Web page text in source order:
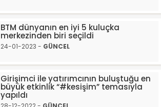
BTM dünyanın en iyi 5 kuluçka
merkezinden biri seçildi
24-01-2023 - GÜNCEL
Girişimci ile yatırımcının buluştuğu en
büyük etkinlik “#kesişim” temasıyla
yapıldı